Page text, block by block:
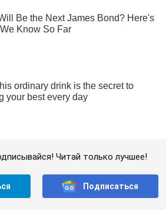
Читай только лучшее!
Подписаться